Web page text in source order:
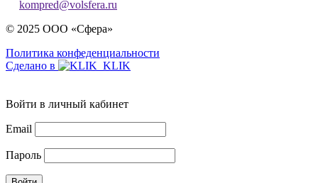
kompred@volsfera.ru
© 2025 ООО «Сфера»
Политика конфеденциальности
Сделано в
Войти в личный кабинет
Email
Пароль